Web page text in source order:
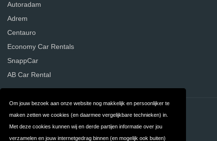
Om jouw bezoek aan onze website nog makkelijk en persoonlijker te
maken zetten we cookies (en daarmee vergelijkbare technieken) in.
Met deze cookies kunnen wij en derde partijen informatie over jou
verzamelen en jouw internetgedrag binnen (en mogelijk ook buiten)
Autoradam
Adrem
Centauro
Economy Car Rentals
SnappCar
AB Car Rental
Contact Privacy
Algemene FAQ